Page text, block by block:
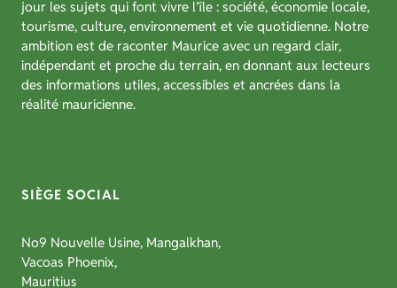
jour les sujets qui font vivre l’île : société, économie locale,
tourisme, culture, environnement et vie quotidienne. Notre
ambition est de raconter Maurice avec un regard clair,
indépendant et proche du terrain, en donnant aux lecteurs
des informations utiles, accessibles et ancrées dans la
réalité mauricienne.
SIÈGE SOCIAL
No9 Nouvelle Usine, Mangalkhan,
Vacoas Phoenix,
Mauritius